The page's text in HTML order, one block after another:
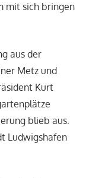
mit sich bringen
aus der
Metz und
Kurt
blieb aus.
Ludwigshafen